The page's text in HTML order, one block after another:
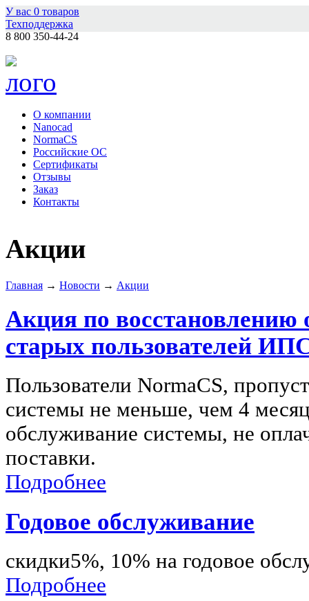
У вас 0 товаров
Техподдержка
8 800 350-44-24
О компании
Nanocad
NormaCS
Российские ОС
Сертификаты
Отзывы
Заказ
Контакты
Акции
Главная → Новости → Акции
Акция по восстановлению
старых пользователей
Пользователи NormaCS,
системы не меньше, чем 4
обслуживание системы, не
поставки.
Подробнее
Годовое обслуживание
скидки5%, 10% на годовое
Подробнее